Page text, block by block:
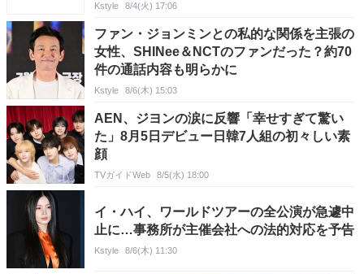
Kstyle 8/4(火) 17:06
ファン・ジョンミンとの私的な関係を主張の
女性、SHINee＆NCTのファンだった？約70
件の通話内容も明らかに
Kstyle 8/6(木) 15:03
AEN、ジヨンの涙に反響「幸せすぎて驚い
た」8月5日デビュー日韓7人組の初々しい素
顔
TVガイドWeb 8/5(水) 18:00
イ・ハイ、ワールドツアーの全公演が急遽中
止に…事務所が主催会社への法的対応を予告
Kstyle 8/6(木) 11:30